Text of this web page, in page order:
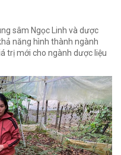
sâm Ngọc Linh và dược
năng hình thành ngành
trị mới cho ngành dược liệu